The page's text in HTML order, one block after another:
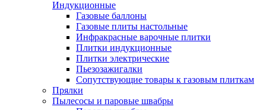
Индукционные
Газовые баллоны
Газовые плиты настольные
Инфракрасные варочные плитки
Плитки индукционные
Плитки электрические
Пьезозажигалки
Сопутствующие товары к газовым плиткам
Прялки
Пылесосы и паровые швабры